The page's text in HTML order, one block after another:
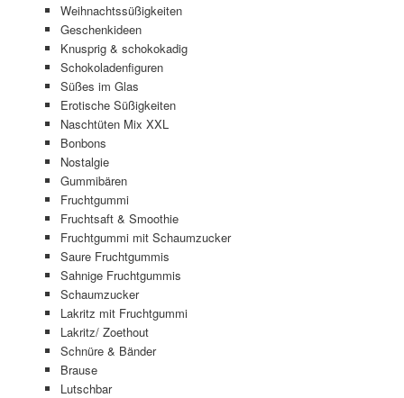
Weihnachtssüßigkeiten
Geschenkideen
Knusprig & schokokadig
Schokoladenfiguren
Süßes im Glas
Erotische Süßigkeiten
Naschtüten Mix XXL
Bonbons
Nostalgie
Gummibären
Fruchtgummi
Fruchtsaft & Smoothie
Fruchtgummi mit Schaumzucker
Saure Fruchtgummis
Sahnige Fruchtgummis
Schaumzucker
Lakritz mit Fruchtgummi
Lakritz/ Zoethout
Schnüre & Bänder
Brause
Lutschbar